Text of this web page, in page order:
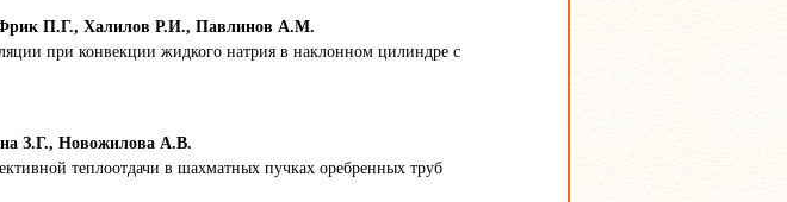
П.Г., Халилов Р.И., Павлинов А.М.
при конвекции жидкого натрия в наклонном цилиндре с
З.Г., Новожилова А.В.
теплоотдачи в шахматных пучках оребренных труб